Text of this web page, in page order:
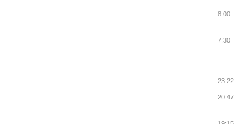
8:00
7:30
23:22
20:47